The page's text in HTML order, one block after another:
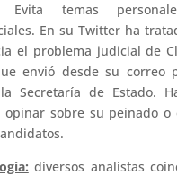
Evita temas
En su Twitter ha
el problema judicial de
envió desde su correo
Secretaría de Estado.
opinar sobre su peinado o
diversos analistas